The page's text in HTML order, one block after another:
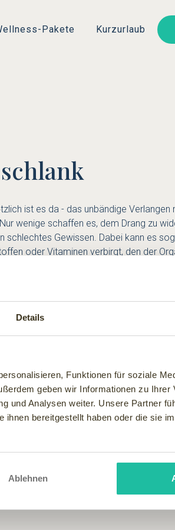
Details
Funktionen für soziale
geben wir Informationen zu Ihrer
und Analysen weiter. Unsere Partner
bereitgestellt haben oder die sie
Ablehnen
Pakete Kurzurlaub
ist es da - das unbändige
wenige schaffen es, dem Drang zu
Gewissen. Dabei kann es
oder Vitaminen verbirgt, den der
befinden. Gerade dann ist ein
des asiatischen Madarstrauchs
schneller satt machen. Nicht selten
und Vollkornprodukte beugen
wirken. Wenn man sich satt fühlt,
Je länger der Lutsch-Genuss, desto
Obst- und Gemüsestückchen ein -
Beispiel sein: ein heißes Wellness